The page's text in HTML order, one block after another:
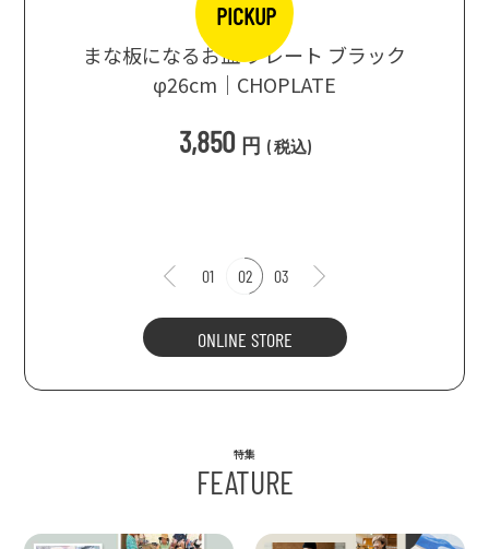
PICKUP
まな板になるお皿 プレート ブラック
φ26cm｜CHOPLATE
3,850 円 (税込)
01 02 03
ONLINE STORE
特集
FEATURE